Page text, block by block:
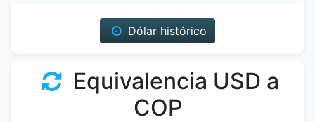
Dólar histórico
Equivalencia USD a
COP